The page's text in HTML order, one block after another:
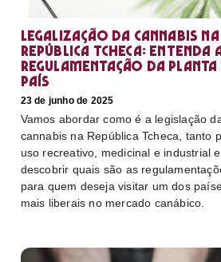
Legalização da cannabis na
República Tcheca: entenda
regulamentação da planta
país
23 de junho de 2025
Vamos abordar como é a legislação
cannabis na República Tcheca, tanto
uso recreativo, medicinal e industrial e
descobrir quais são as
para quem deseja visitar um dos
mais liberais no mercado canábico.